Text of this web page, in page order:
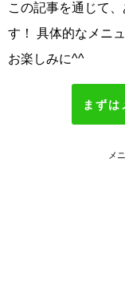
この記事を通じて
す！ 具体的なメニ
お楽しみに^^
まずは
メ